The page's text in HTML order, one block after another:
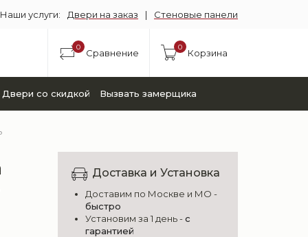
Наши услуги: Двери на заказ | Стеновые панели
0
Корзина
0
Сравнение
Двери со скидкой Вызвать замерщика
Доставка и Установка
Доставим по Москве и МО -
быстро
Установим за 1 день -с
гарантией